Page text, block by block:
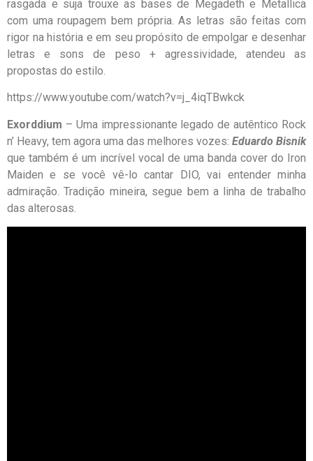
rasgada e suja trouxe as bases de Megadeth e Metallica
com uma roupagem bem própria. As letras são feitas com
rigor na história e em seu propósito de empolgar e desenhar
letras e sons de peso + agressividade, atendeu as
propostas do estilo.
https://www.youtube.com/watch?v=j_4iqTBwkck
Exorddium – Uma impressionante legado de autêntico Rock
n’ Heavy, tem agora uma das melhores vozes: Eduardo Bisnik
que também é um incrível vocal de uma banda cover do Iron
Maiden e se você vê-lo cantar DIO, vai entender minha
admiração. Tradição mineira, segue bem a linha de trabalho
das alterosas.